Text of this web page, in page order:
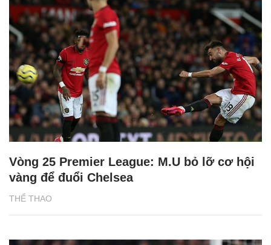
THỂ THAO
Vòng 25 Premier League: M.U bỏ lỡ cơ hội
vàng để đuổi Chelsea